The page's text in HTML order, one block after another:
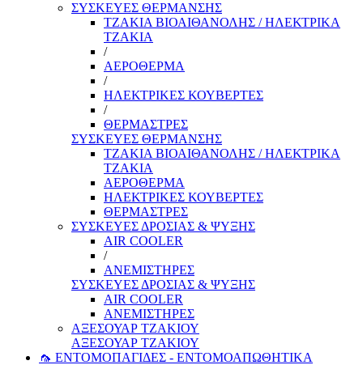
ΣΥΣΚΕΥΕΣ ΘΕΡΜΑΝΣΗΣ
ΤΖΑΚΙΑ ΒΙΟΑΙΘΑΝΟΛΗΣ / ΗΛΕΚΤΡΙΚΑ
ΤΖΑΚΙΑ
/
ΑΕΡΟΘΕΡΜΑ
/
ΗΛΕΚΤΡΙΚΕΣ ΚΟΥΒΕΡΤΕΣ
/
ΘΕΡΜΑΣΤΡΕΣ
ΣΥΣΚΕΥΕΣ ΘΕΡΜΑΝΣΗΣ
ΤΖΑΚΙΑ ΒΙΟΑΙΘΑΝΟΛΗΣ / ΗΛΕΚΤΡΙΚΑ
ΤΖΑΚΙΑ
ΑΕΡΟΘΕΡΜΑ
ΗΛΕΚΤΡΙΚΕΣ ΚΟΥΒΕΡΤΕΣ
ΘΕΡΜΑΣΤΡΕΣ
ΣΥΣΚΕΥΕΣ ΔΡΟΣΙΑΣ & ΨΥΞΗΣ
AIR COOLER
/
ΑΝΕΜΙΣΤΗΡΕΣ
ΣΥΣΚΕΥΕΣ ΔΡΟΣΙΑΣ & ΨΥΞΗΣ
AIR COOLER
ΑΝΕΜΙΣΤΗΡΕΣ
ΑΞΕΣΟΥΑΡ ΤΖΑΚΙΟΥ
ΑΞΕΣΟΥΑΡ ΤΖΑΚΙΟΥ
🦟 ΕΝΤΟΜΟΠΑΓΙΔΕΣ - ΕΝΤΟΜΟΑΠΩΘΗΤΙΚΑ